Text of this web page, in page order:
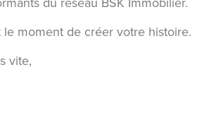
le moment de créer votre histoire.
vite,